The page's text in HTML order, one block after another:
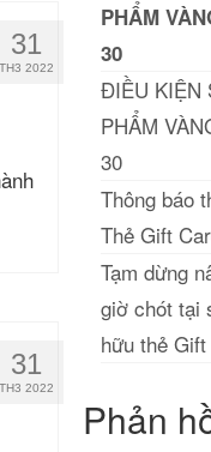
31
TH3 2022
31
TH3 2022
PHẨM
30
ĐIỀU KIỆN
PHẨM
30
Thông báo
Thẻ Gift
Tạm dừng
giờ chót tại
hữu thẻ
Phản